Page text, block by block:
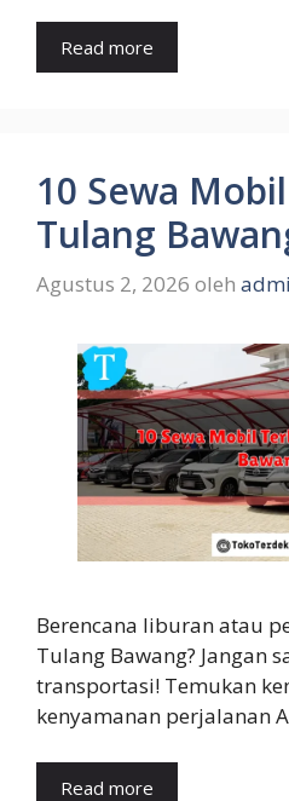
Read more
10 Sewa
Tulang
Agustus 2, 2026 oleh
Berencana liburan atau
Tulang Bawang? Jangan
transportasi! Temukan
kenyamanan perjalanan
Read more